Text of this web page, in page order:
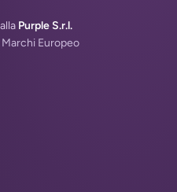
Purple S.r.l.
Europeo